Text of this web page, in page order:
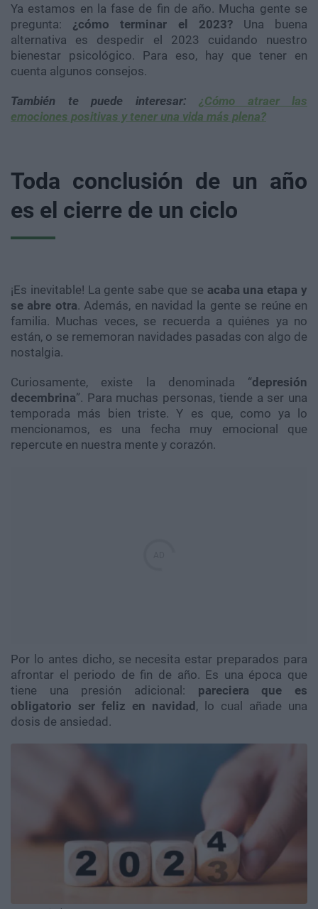
Ya estamos en la fase de fin de año. Mucha gente se
pregunta: ¿cómo terminar el 2023? Una buena
alternativa es despedir el 2023 cuidando nuestro
bienestar psicológico. Para eso, hay que tener en
cuenta algunos consejos.
También te puede interesar: ¿Cómo atraer las
emociones positivas y tener una vida más plena?
Toda conclusión de un año
es el cierre de un ciclo
¡Es inevitable! La gente sabe que se acaba una etapa y
se abre otra. Además, en navidad la gente se reúne en
familia. Muchas veces, se recuerda a quiénes ya no
están, o se rememoran navidades pasadas con algo de
nostalgia.
Curiosamente, existe la denominada “depresión
decembrina”. Para muchas personas, tiende a ser una
temporada más bien triste. Y es que, como ya lo
mencionamos, es una fecha muy emocional que
repercute en nuestra mente y corazón.
Por lo antes dicho, se necesita estar preparados para
afrontar el periodo de fin de año. Es una época que
tiene una presión adicional: pareciera que es
obligatorio ser feliz en navidad, lo cual añade una
dosis de ansiedad.